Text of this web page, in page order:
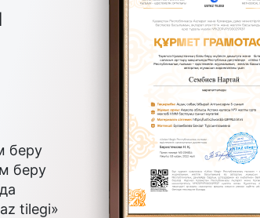
беру
беру
tilegi»